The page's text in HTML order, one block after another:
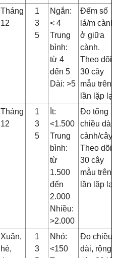
Tháng
12
1
3
5
Ngắn:
< 4
Trung
bình:
từ 4
đến 5
Dài: >5
Đếm số
lá/m cành
ở giữa
cành.
Theo dõi
30 cây
mẫu trên 3
lần lặp lại
Tháng
12
1
3
5
Ít:
<1.500
Trung
bình:
từ
1.500
đến
2.000
Nhiều:
>2.000
Đo tổng
chiều dài
cành/cây.
Theo dõi
30 cây
mẫu trên 3
lần lặp lại
Xuân,
hè,
1
3
Nhỏ:
<150
Đo chiều
dài, rộng